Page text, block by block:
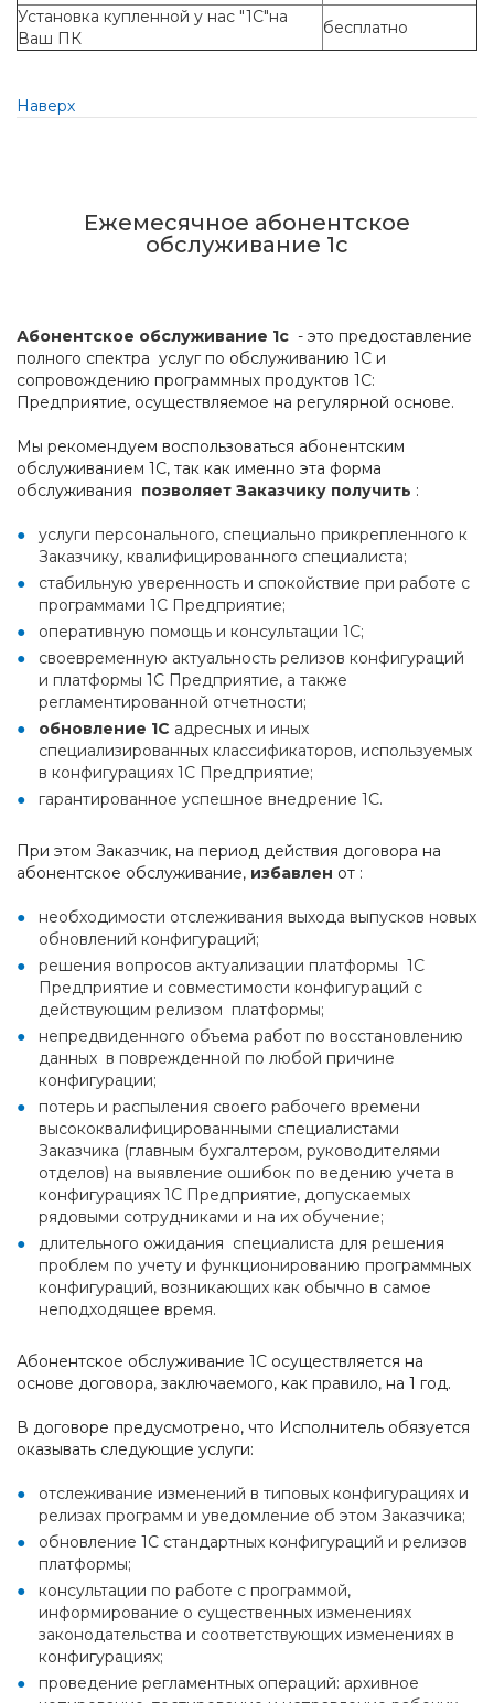
Установка купленной у нас "1С"на
Ваш ПК
бесплатно
Наверх
Ежемесячное абонентское
обслуживание 1с
Абонентское обслуживание 1с - это предоставление
полного спектра услуг по обслуживанию 1С и
сопровождению программных продуктов 1С:
Предприятие, осуществляемое на регулярной основе.
Мы рекомендуем воспользоваться абонентским
обслуживанием 1С, так как именно эта форма
обслуживания позволяет Заказчику получить :
услуги персонального, специально прикрепленного к
Заказчику, квалифицированного специалиста;
стабильную уверенность и спокойствие при работе с
программами 1С Предприятие;
оперативную помощь и консультации 1С;
своевременную актуальность релизов конфигураций
и платформы 1С Предприятие, а также
регламентированной отчетности;
обновление 1С адресных и иных
специализированных классификаторов, используемых
в конфигурациях 1С Предприятие;
гарантированное успешное внедрение 1С.
При этом Заказчик, на период действия договора на
абонентское обслуживание, избавлен от :
необходимости отслеживания выхода выпусков новых
обновлений конфигураций;
решения вопросов актуализации платформы 1С
Предприятие и совместимости конфигураций с
действующим релизом платформы;
непредвиденного объема работ по восстановлению
данных в поврежденной по любой причине
конфигурации;
потерь и распыления своего рабочего времени
высококвалифицированными специалистами
Заказчика (главным бухгалтером, руководителями
отделов) на выявление ошибок по ведению учета в
конфигурациях 1С Предприятие, допускаемых
рядовыми сотрудниками и на их обучение;
длительного ожидания специалиста для решения
проблем по учету и функционированию программных
конфигураций, возникающих как обычно в самое
неподходящее время.
Абонентское обслуживание 1С осуществляется на
основе договора, заключаемого, как правило, на 1 год.
В договоре предусмотрено, что Исполнитель обязуется
оказывать следующие услуги:
отслеживание изменений в типовых конфигурациях и
релизах программ и уведомление об этом Заказчика;
обновление 1С стандартных конфигураций и релизов
платформы;
консультации по работе с программой,
информирование о существенных изменениях
законодательства и соответствующих изменениях в
конфигурациях;
проведение регламентных операций: архивное